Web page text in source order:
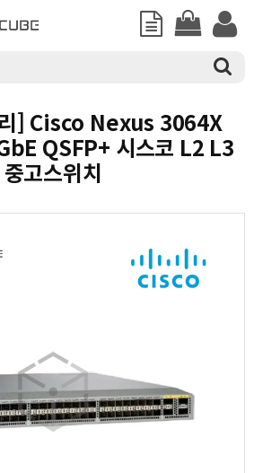
리] Cisco Nexus 3064X
QSFP+ 시스코 L2 L3
중고스위치